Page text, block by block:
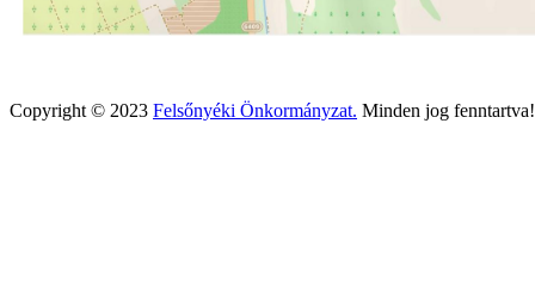
Copyright © 2023 Felsőnyéki Önkormányzat. Minden jog fenntartva!